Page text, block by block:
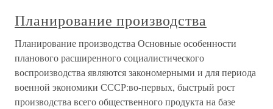
Планирование производства
Планирование производства Основные особенности
планового расширенного социалистического
воспроизводства являются закономерными и для периода
военной экономики СССР:во-первых, быстрый рост
производства всего общественного продукта на базе